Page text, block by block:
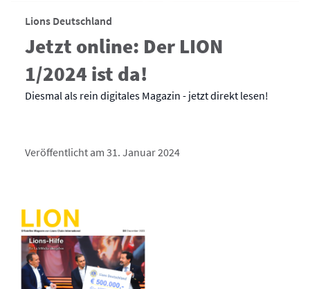
Lions Deutschland
Jetzt online: Der LION
1/2024 ist da!
Diesmal als rein digitales Magazin - jetzt direkt lesen!
Veröffentlicht am 31. Januar 2024